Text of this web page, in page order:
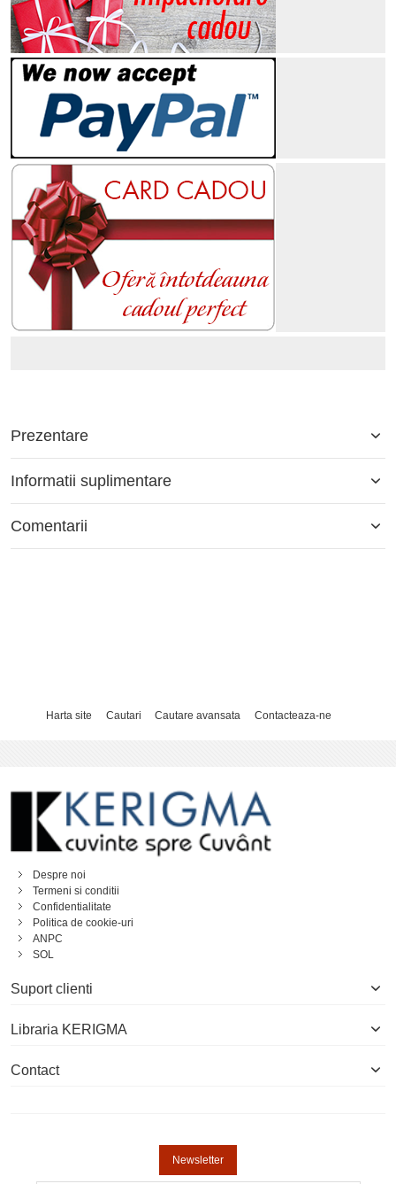
Prezentare
Informatii suplimentare
Comentarii
Harta site Cautari Cautare avansata Contacteaza-ne
Despre noi
Termeni si conditii
Confidentialitate
Politica de cookie-uri
ANPC
SOL
Suport clienti
Libraria KERIGMA
Contact
Newsletter